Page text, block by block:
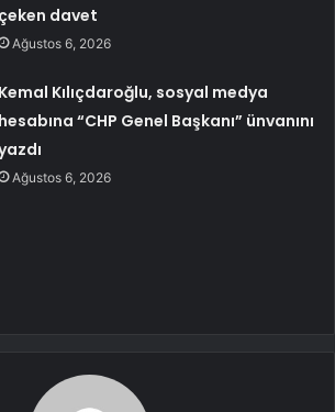
çeken davet
Ağustos 6, 2026
Kemal Kılıçdaroğlu, sosyal medya
hesabına “CHP Genel Başkanı” ünvanını
Ağustos 6, 2026